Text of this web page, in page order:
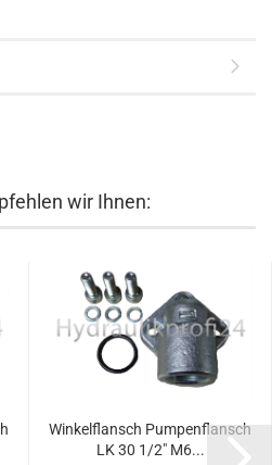
wir Ihnen:
Winkelflansch Pumpenflansch
LK 30 1/2" M6...